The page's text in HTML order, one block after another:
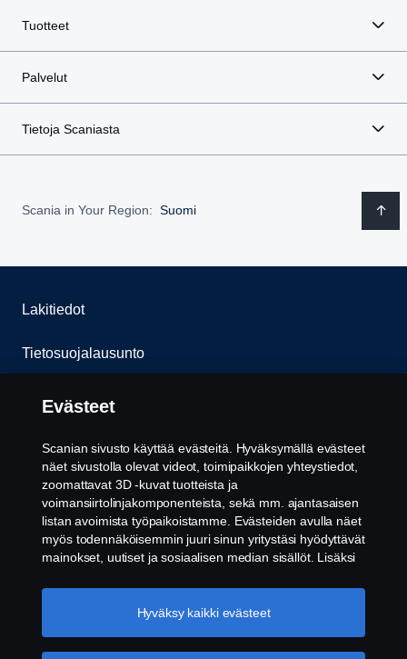
Tuotteet
Palvelut
Tietoja Scaniasta
Scania in Your Region: Suomi
Lakitiedot
Tietosuojalausunto
Evästeet
Ota yhteyttä
Whistleblowing -järjestelmä
Evästeiden asetukset
Evästeet
Scanian sivusto käyttää evästeitä. Hyväksymällä evästeet
näet sivustolla olevat videot, toimipaikkojen yhteystiedot,
zoomattavat 3D -kuvat tuotteista ja
voimansiirtolinjakomponenteista, sekä mm. ajantasaisen
listan avoimista työpaikoistamme. Evästeiden avulla näet
myös todennäköisemmin juuri sinun yritystäsi hyödyttävät
mainokset, uutiset ja sosiaalisen median sisällöt. Lisäksi
parantamiseksi, kun hyväksyt evästeet. Klikkaamalla
"Hyväksyn evästeet" annat suostumuksesi kaikkien
Hyväksy kaikki evästeet